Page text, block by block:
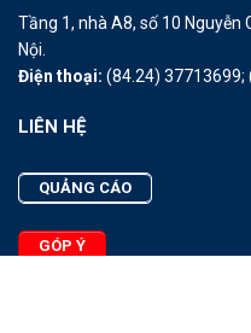
Tầng 1, nhà A8, số 10 Nguyễn
Nội.
Điện thoại: (84.24) 37713699;
LIÊN HỆ
QUẢNG CÁO
GÓP Ý